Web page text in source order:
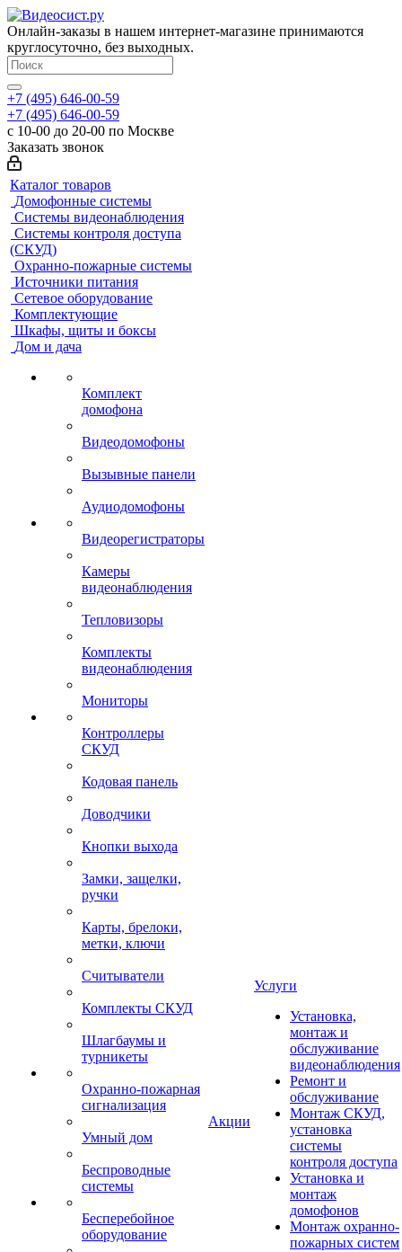
Онлайн-заказы в нашем интернет-магазине принимаются
круглосуточно, без выходных.
+7 (495) 646-00-59
+7 (495) 646-00-59
с 10-00 до 20-00 по Москве
Заказать звонок
Каталог товаров
Домофонные системы
Системы видеонаблюдения
Системы контроля доступа
(СКУД)
Охранно-пожарные системы
Источники питания
Сетевое оборудование
Комплектующие
Шкафы, щиты и боксы
Дом и дача
Комплект
домофона
Видеодомофоны
Вызывные панели
Аудиодомофоны
Видеорегистраторы
Камеры
видеонаблюдения
Тепловизоры
Комплекты
видеонаблюдения
Мониторы
Контроллеры
СКУД
Кодовая панель
Доводчики
Кнопки выхода
Замки, защелки,
ручки
Карты, брелоки,
метки, ключи
Считыватели
Комплекты СКУД
Шлагбаумы и
турникеты
Охранно-пожарная
сигнализация
Умный дом
Беспроводные
системы
Бесперебойное
оборудование
Акции
Услуги
Установка,
монтаж и
обслуживание
видеонаблюдения
Ремонт и
обслуживание
Монтаж СКУД,
установка
системы
контроля доступа
Установка и
монтаж
домофонов
Монтаж охранно-
пожарных систем